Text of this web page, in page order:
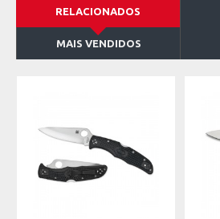
RELACIONADOS
MAIS VENDIDOS